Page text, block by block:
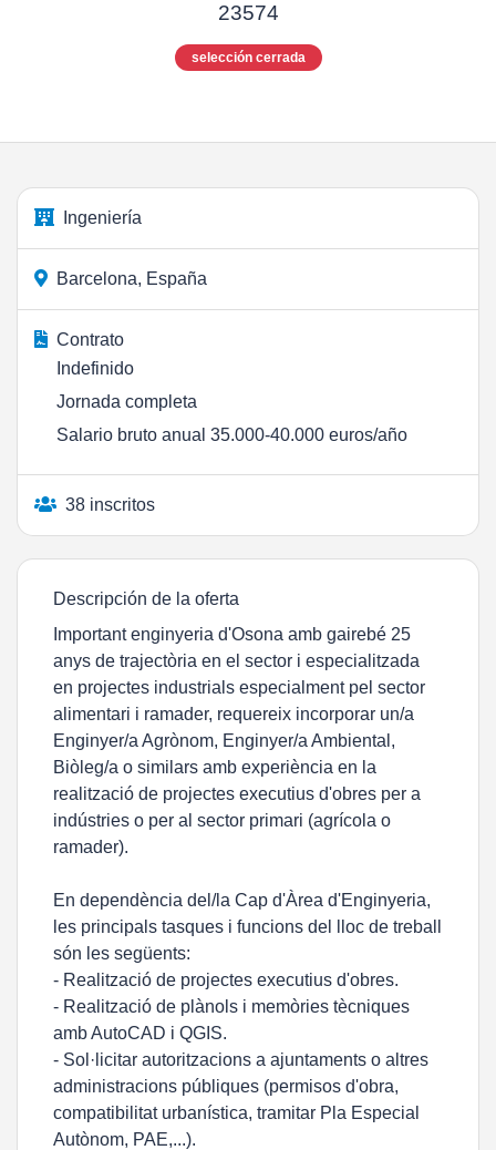
23574
selección cerrada
Ingeniería
Barcelona, España
Contrato
Indefinido
Jornada completa
Salario bruto anual 35.000-40.000 euros/año
38 inscritos
Descripción de la oferta
Important enginyeria d'Osona amb gairebé 25
anys de trajectòria en el sector i especialitzada
en projectes industrials especialment pel sector
alimentari i ramader, requereix incorporar un/a
Enginyer/a Agrònom, Enginyer/a Ambiental,
Biòleg/a o similars amb experiència en la
realització de projectes executius d'obres per a
indústries o per al sector primari (agrícola o
ramader).
En dependència del/la Cap d'Àrea d'Enginyeria,
les principals tasques i funcions del lloc de treball
són les següents:
- Realització de projectes executius d'obres.
- Realització de plànols i memòries tècniques
amb AutoCAD i QGIS.
- Sol·licitar autoritzacions a ajuntaments o altres
administracions públiques (permisos d'obra,
compatibilitat urbanística, tramitar Pla Especial
Autònom, PAE,...).